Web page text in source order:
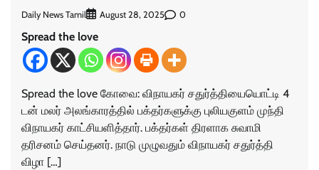
Daily News Tamil August 28, 2025 0
Spread the love
Spread the love கோவை: விநாயகர் சதுர்த்தியையொட்டி 4
டன் மலர் அலங்காரத்தில் பக்தர்களுக்கு புலியகுளம் முந்தி
விநாயகர் காட்சியளித்தார். பக்தர்கள் திரளாக சுவாமி
தரிசனம் செய்தனர். நாடு முழுவதும் விநாயகர் சதுர்த்தி
விழா […]